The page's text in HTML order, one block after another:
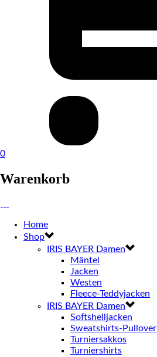
0
Warenkorb
Home
Shop
IRIS BAYER Damen
Mäntel
Jacken
Westen
Fleece-Teddyjacken
IRIS BAYER Damen
Softshelljacken
Sweatshirts-Pullover
Turniersakkos
Turniershirts